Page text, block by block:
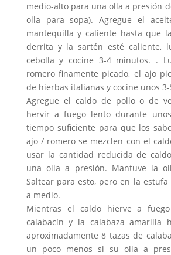
medio-alto para una olla a presión
olla para sopa). Agregue el
mantequilla y caliente hasta que
derrita y la sartén esté caliente,
cebolla y cocine 3-4 minutos. .
romero finamente picado, el ajo
de hierbas italianas y cocine unos
Agregue el caldo de pollo o de
hervir a fuego lento durante
tiempo suficiente para que los
ajo / romero se mezclen con el
usar la cantidad reducida de
una olla a presión. Mantuve la
Saltear para esto, pero en la
a medio.
Mientras el caldo hierve a
calabacín y la calabaza amarilla
aproximadamente 8 tazas de
un poco menos si su olla a